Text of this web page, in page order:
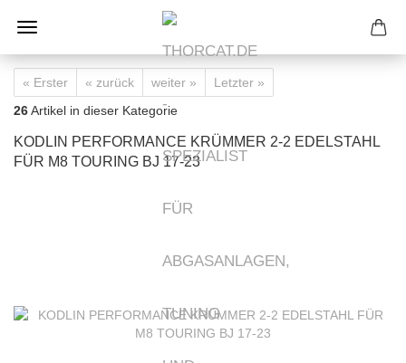
« Erster « zurück weiter »
Letzter »
26Artikel in dieser Kategorie
KODLIN PERFORMANCE KRÜMMER 2-2 EDELSTAHL
FÜR M8 TOURING BJ 17-23